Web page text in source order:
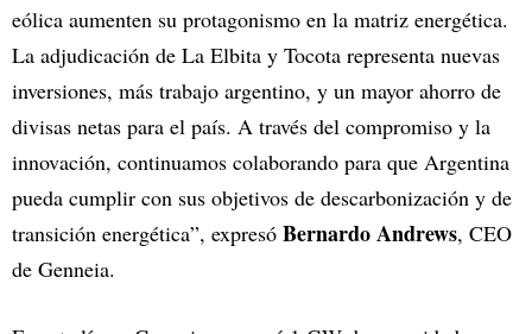
eólica aumenten su protagonismo en la matriz energética.
La adjudicación de La Elbita y Tocota representa nuevas
inversiones, más trabajo argentino, y un mayor ahorro de
divisas netas para el país. A través del compromiso y la
innovación, continuamos colaborando para que Argentina
pueda cumplir con sus objetivos de descarbonización y de
transición energética”, expresó Bernardo Andrews, CEO
de Genneia.